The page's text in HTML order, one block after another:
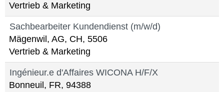
Vertrieb & Marketing
Sachbearbeiter Kundendienst (m/w/d)
Mägenwil, AG, CH, 5506
Vertrieb & Marketing
Ingénieur.e d'Affaires WICONA H/F/X
Bonneuil, FR, 94388